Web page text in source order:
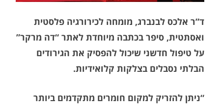
ד”ר אלכס לבנברג, מומחה לכירורגיה פלסטית
ואסתטית, סיפר בכתבה מיוחדת לאתר “דה מרקר”
על טיפול חדשני שיכול להפסיק את הגירודים
הבלתי נסבלים בצלקות קלואידיות.
“ניתן להזריק למקום חומרים מתקדמים ביותר